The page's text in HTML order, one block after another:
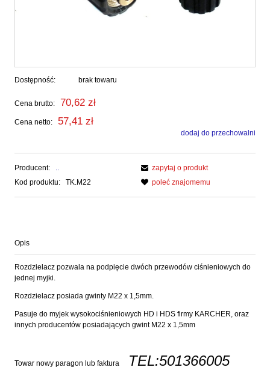
Dostępność: brak towaru
Cena brutto: 70,62 zł
Cena netto: 57,41 zł
dodaj do przechowalni
Producent:
Kod produktu:
TK.M22
zapytaj o produkt
poleć znajomemu
Opis
Rozdzielacz pozwala na podpięcie dwóch przewodów ciśnieniowych do
jednej myjki.
Rozdzielacz posiada gwinty M22 x 1,5mm.
Pasuje do myjek wysokociśnieniowych HD i HDS firmy KARCHER, oraz
innych producentów posiadających gwint M22 x 1,5mm
Towar nowy paragon lub faktura TEL:501366005